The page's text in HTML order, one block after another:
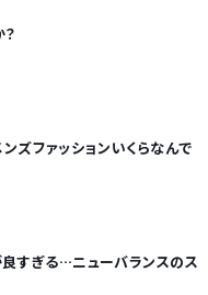
ズファッションいくらなんで
すぎる…ニューバランスのス